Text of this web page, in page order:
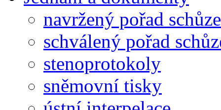
navržený pořad schůze
schválený pořad
stenoprotokoly
sněmovní tisky